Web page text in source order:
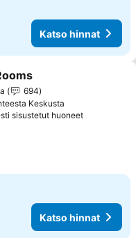
Katso hinnat
694
Keskusta
sisustetut huoneetKatso
Katso hinnat